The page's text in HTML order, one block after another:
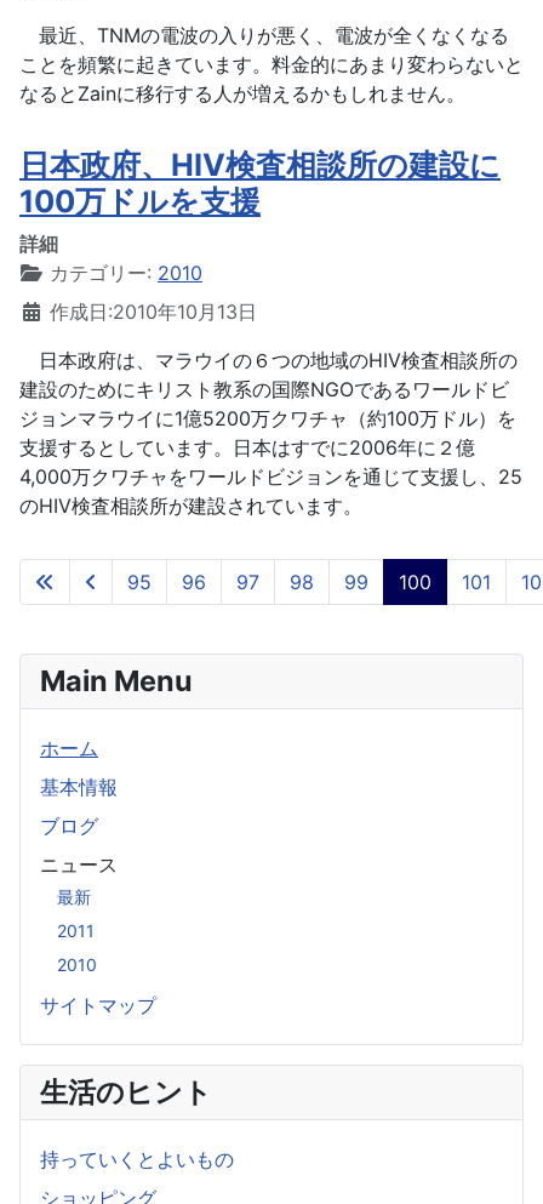
Main Menu
ホーム
基本情報
ブログ
ニュース
最新
2011
2010
サイトマップ
生活のヒント
持っていくとよいもの
ショッピング
最近、TNMの電波の入りが悪く、電波が全くなくなる
ことを頻繁に起きています。料金的にあまり変わらないと
なるとZainに移行する人が増えるかもしれません。
日本政府、HIV検査相談所の建設に
100万ドルを支援
詳細
カテゴリー: 2010
作成日:2010年10月13日
日本政府は、マラウイの６つの地域のHIV検査相談所の
建設のためにキリスト教系の国際NGOであるワールドビ
ジョンマラウイに1億5200万クワチャ（約100万ドル）を
支援するとしています。日本はすでに2006年に２億
4,000万クワチャをワールドビジョンを通じて支援し、25
のHIV検査相談所が建設されています。
100 / 104
95 96 97 98 99 100 101